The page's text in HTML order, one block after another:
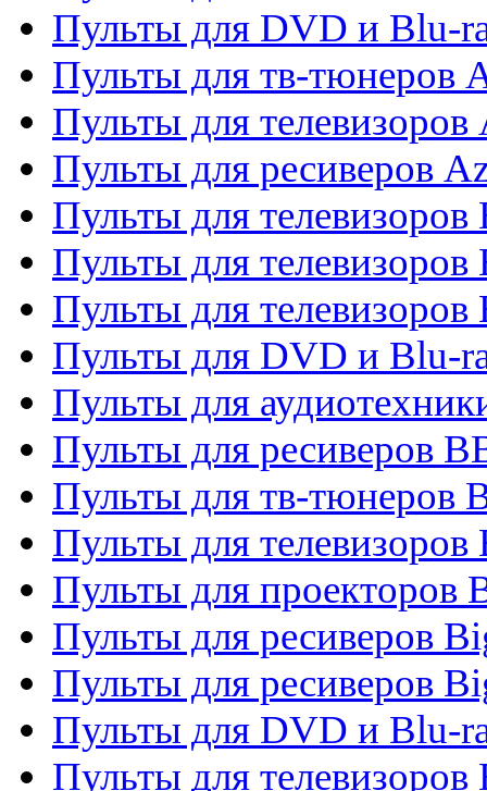
Пульты для DVD и Blu-
Пульты для тв-тюнеров
Пульты для телевизоров
Пульты для ресиверов
Пульты для
Пульты для
Пульты для
Пульты для DVD и Blu-
Пульты для
Пульты для ресиверов
Пульты для тв-тюнеров
Пульты для телевизоров
Пульты для проекторов
Пульты для ресиверов
Пульты для ресиверов
Пульты для DVD и Blu-
Пульты для телевизоров